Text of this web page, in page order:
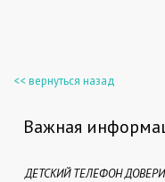
<< вернуться назад
Важная
ДЕТСКИЙ ТЕЛЕФОН